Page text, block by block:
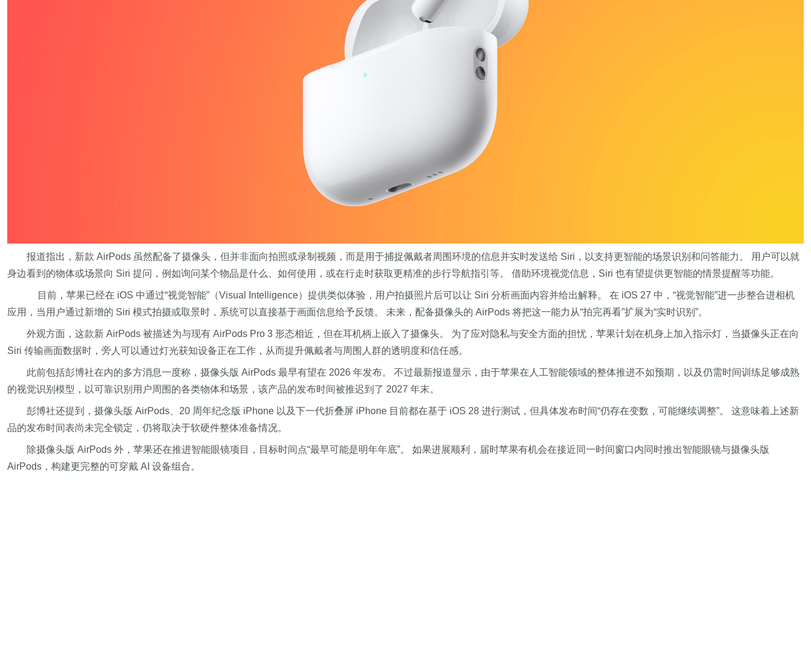
报道指出，新款 AirPods 虽然配备了摄像头，但并非面向拍照或录制视频，而是用于捕捉佩戴者周围环境的信息并实时发送给 Siri，以支持更智能的场景识别和问答能力。 用户可以就
身边看到的物体或场景向 Siri 提问，例如询问某个物品是什么、如何使用，或在行走时获取更精准的步行导航指引等。 借助环境视觉信息，Siri 也有望提供更智能的情景提醒等功能。
目前，苹果已经在 iOS 中通过“视觉智能”（Visual Intelligence）提供类似体验，用户拍摄照片后可以让 Siri 分析画面内容并给出解释。 在 iOS 27 中，“视觉智能”进一步整合进相机
应用，当用户通过新增的 Siri 模式拍摄或取景时，系统可以直接基于画面信息给予反馈。 未来，配备摄像头的 AirPods 将把这一能力从“拍完再看”扩展为“实时识别”。
外观方面，这款新 AirPods 被描述为与现有 AirPods Pro 3 形态相近，但在耳机柄上嵌入了摄像头。 为了应对隐私与安全方面的担忧，苹果计划在机身上加入指示灯，当摄像头正在向
Siri 传输画面数据时，旁人可以通过灯光获知设备正在工作，从而提升佩戴者与周围人群的透明度和信任感。
此前包括彭博社在内的多方消息一度称，摄像头版 AirPods 最早有望在 2026 年发布。 不过最新报道显示，由于苹果在人工智能领域的整体推进不如预期，以及仍需时间训练足够成熟
的视觉识别模型，以可靠识别用户周围的各类物体和场景，该产品的发布时间被推迟到了 2027 年末。
彭博社还提到，摄像头版 AirPods、20 周年纪念版 iPhone 以及下一代折叠屏 iPhone 目前都在基于 iOS 28 进行测试，但具体发布时间“仍存在变数，可能继续调整”。 这意味着上述新
品的发布时间表尚未完全锁定，仍将取决于软硬件整体准备情况。
除摄像头版 AirPods 外，苹果还在推进智能眼镜项目，目标时间点“最早可能是明年年底”。 如果进展顺利，届时苹果有机会在接近同一时间窗口内同时推出智能眼镜与摄像头版
AirPods，构建更完整的可穿戴 AI 设备组合。